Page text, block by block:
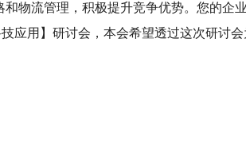
物流管理，积极提升竞争优势。您的
应用】研讨会，本会希望透过这次研讨